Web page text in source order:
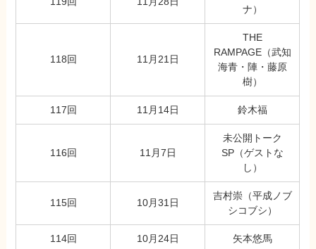
ナ）
118回 11月21日
THE
RAMPAGE（武知
海青・陣・藤原
樹）
117回 11月14日 鈴木福
116回 11月7日
未公開トーク
SP（ゲストな
し）
115回 10月31日
吉村崇（平成ノブ
シコブシ）
114回 10月24日 矢本悠馬